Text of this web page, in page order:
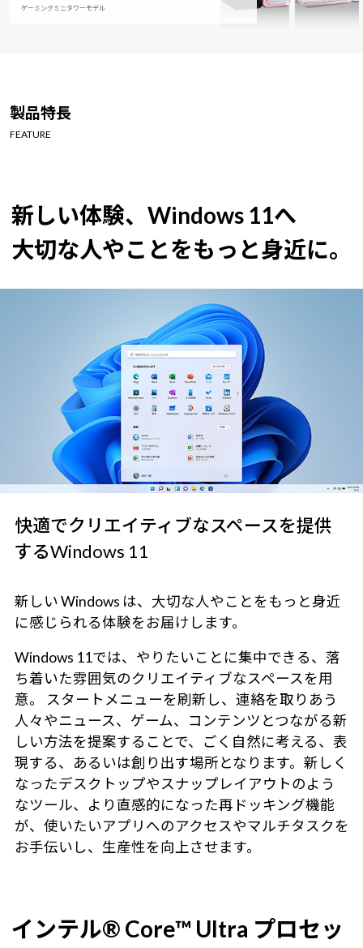
ゲーミングミニタワーモデル
製品特長
FEATURE
新しい体験、Windows 11へ
大切な人やことをもっと身近に。
快適でクリエイティブなスペースを提供
するWindows 11
新しい Windows は、大切な人やことをもっと身近
に感じられる体験をお届けします。
Windows 11では、やりたいことに集中できる、落
ち着いた雰囲気のクリエイティブなスペースを用
意。 スタートメニューを刷新し、連絡を取りあう
人々やニュース、ゲーム、コンテンツとつながる新
しい方法を提案することで、ごく自然に考える、表
現する、あるいは創り出す場所となります。新しく
なったデスクトップやスナップレイアウトのよう
なツール、より直感的になった再ドッキング機能
が、使いたいアプリへのアクセスやマルチタスクを
お手伝いし、生産性を向上させます。
インテル® Core™ Ultra プロセッ